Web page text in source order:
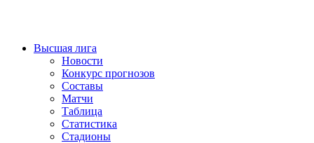
Высшая лига
Новости
Конкурс прогнозов
Составы
Матчи
Таблица
Статистика
Стадионы